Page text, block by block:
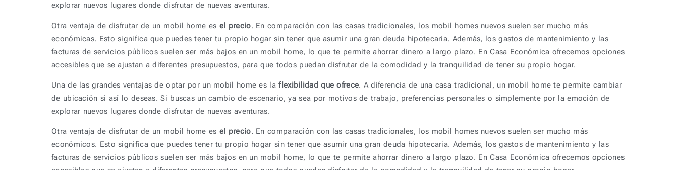
explorar nuevos lugares donde disfrutar de nuevas aventuras.
Otra ventaja de disfrutar de un mobil home es el precio. En comparación con las casas tradicionales, los mobil homes nuevos suelen ser mucho más
económicas. Esto significa que puedes tener tu propio hogar sin tener que asumir una gran deuda hipotecaria. Además, los gastos de mantenimiento y las
facturas de servicios públicos suelen ser más bajos en un mobil home, lo que te permite ahorrar dinero a largo plazo. En Casa Económica ofrecemos opciones
accesibles que se ajustan a diferentes presupuestos, para que todos puedan disfrutar de la comodidad y la tranquilidad de tener su propio hogar.
Una de las grandes ventajas de optar por un mobil home es laflexibilidad que ofrece. A diferencia de una casa tradicional, un mobil home te permite cambiar
de ubicación si así lo deseas. Si buscas un cambio de escenario, ya sea por motivos de trabajo, preferencias personales o simplemente por la emoción de
explorar nuevos lugares donde disfrutar de nuevas aventuras.
Otra ventaja de disfrutar de un mobil home es el precio. En comparación con las casas tradicionales, los mobil homes nuevos suelen ser mucho más
económicos. Esto significa que puedes tener tu propio hogar sin tener que asumir una gran deuda hipotecaria. Además, los gastos de mantenimiento y las
facturas de servicios públicos suelen ser más bajos en un mobil home, lo que te permite ahorrar dinero a largo plazo. En Casa Económica ofrecemos opciones